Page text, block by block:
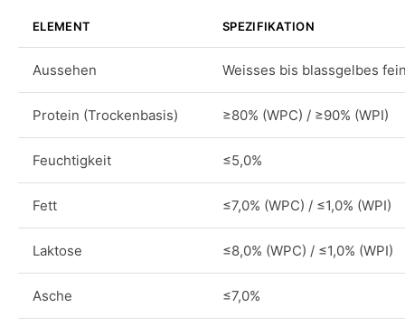
ELEMENT SPEZIFIKATION
Aussehen Weisses bis blassgelbes
Protein (Trockenbasis) ≥80% (WPC) / ≥90% (WPI)
Feuchtigkeit ≤5,0%
Fett ≤7,0% (WPC) / ≤1,0% (WPI)
Laktose ≤8,0% (WPC) / ≤1,0% (WPI)
Asche ≤7,0%